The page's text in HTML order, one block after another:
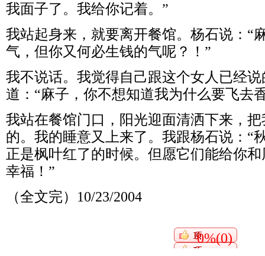
我面子了。我给你记着。”
我站起身来，就要离开餐馆。杨石说：“
气，但你又何必生钱的气呢？！”
我不说话。我觉得自己跟这个女人已经
道：“麻子，你不想知道我为什么要飞去
我站在餐馆门口，阳光迎面清洒下来，
的。我的睡意又上来了。我跟杨石说：“
正是枫叶红了的时候。但愿它们能给你
幸福！”
（全文完）10/23/2004
0%(0)